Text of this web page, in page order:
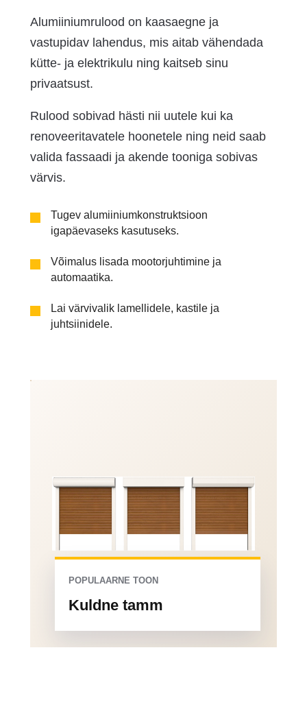
Alumiiniumrulood on kaasaegne ja
vastupidav lahendus, mis aitab vähendada
kütte- ja elektrikulu ning kaitseb sinu
privaatsust.
Rulood sobivad hästi nii uutele kui ka
renoveeritavatele hoonetele ning neid saab
valida fassaadi ja akende tooniga sobivas
värvis.
Tugev alumiiniumkonstruktsioon
igapäevaseks kasutuseks.
Võimalus lisada mootorjuhtimine ja
automaatika.
Lai värvivalik lamellidele, kastile ja
juhtsiinidele.
POPULAARNE TOON
Kuldne tamm